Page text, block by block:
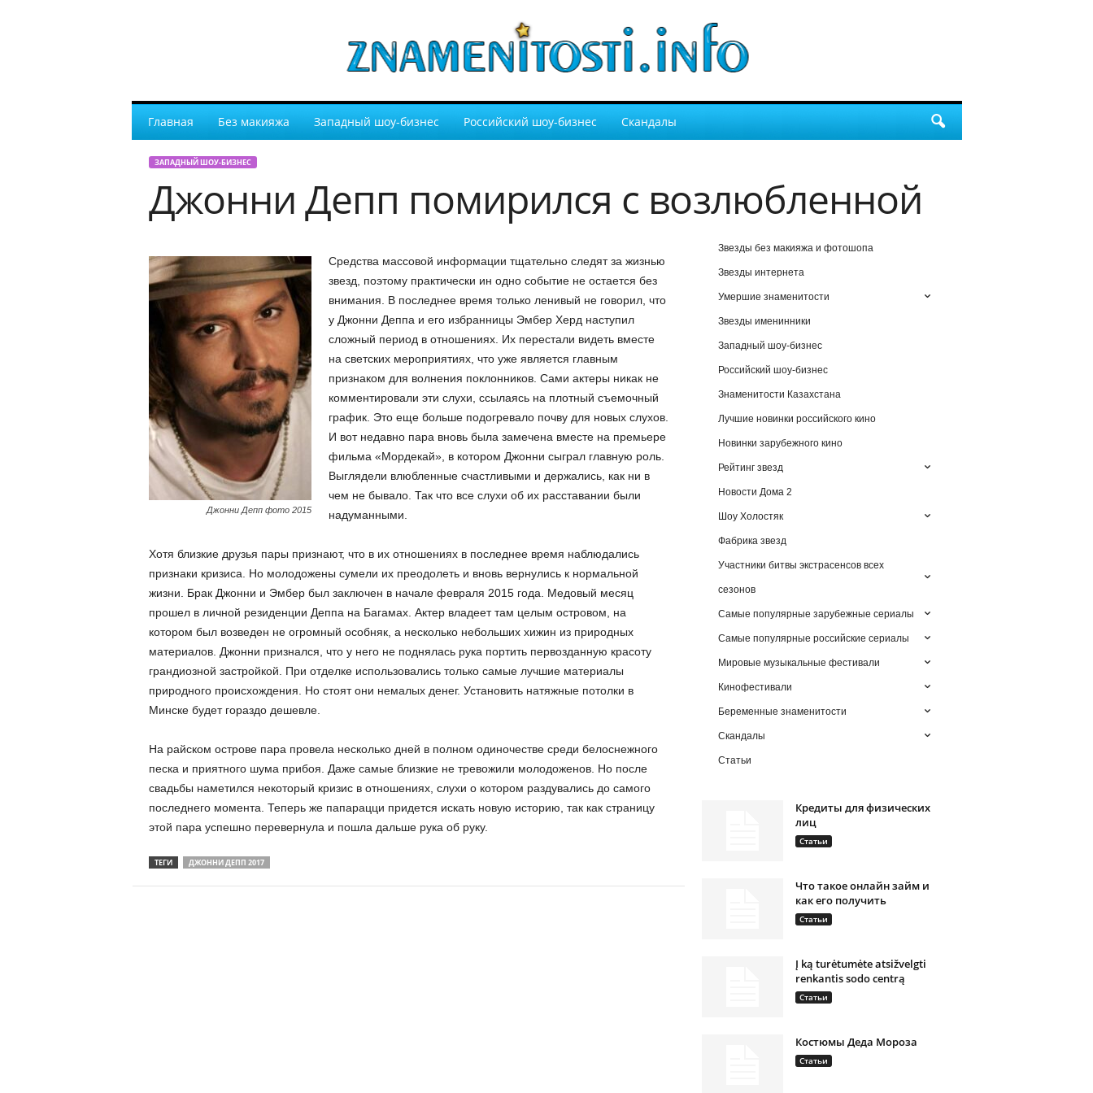
Главная Без макияжа Западный шоу-бизнес Российский шоу-бизнес Скандалы
ЗАПАДНЫЙ ШОУ-БИЗНЕС
Джонни Депп помирился с возлюбленной
Джонни Депп фото 2015
Средства массовой информации тщательно следят за жизнью
звезд, поэтому практически ин одно событие не остается без
внимания. В последнее время только ленивый не говорил, что
у Джонни Деппа и его избранницы Эмбер Херд наступил
сложный период в отношениях. Их перестали видеть вместе
на светских мероприятиях, что уже является главным
признаком для волнения поклонников. Сами актеры никак не
комментировали эти слухи, ссылаясь на плотный съемочный
график. Это еще больше подогревало почву для новых слухов.
И вот недавно пара вновь была замечена вместе на премьере
фильма «Мордекай», в котором Джонни сыграл главную роль.
Выглядели влюбленные счастливыми и держались, как ни в
чем не бывало. Так что все слухи об их расставании были
надуманными.
Хотя близкие друзья пары признают, что в их отношениях в последнее время наблюдались
признаки кризиса. Но молодожены сумели их преодолеть и вновь вернулись к нормальной
жизни. Брак Джонни и Эмбер был заключен в начале февраля 2015 года. Медовый месяц
прошел в личной резиденции Деппа на Багамах. Актер владеет там целым островом, на
котором был возведен не огромный особняк, а несколько небольших хижин из природных
материалов. Джонни признался, что у него не поднялась рука портить первозданную красоту
грандиозной застройкой. При отделке использовались только самые лучшие материалы
природного происхождения. Но стоят они немалых денег. Установить натяжные потолки в
Минске будет гораздо дешевле.
На райском острове пара провела несколько дней в полном одиночестве среди белоснежного
песка и приятного шума прибоя. Даже самые близкие не тревожили молодоженов. Но после
свадьбы наметился некоторый кризис в отношениях, слухи о котором раздувались до самого
последнего момента. Теперь же папарацци придется искать новую историю, так как страницу
этой пара успешно перевернула и пошла дальше рука об руку.
ТЕГИ ДЖОННИ ДЕПП 2017
Звезды без макияжа и фотошопа
Звезды интернета
Умершие знаменитости
Звезды именинники
Западный шоу-бизнес
Российский шоу-бизнес
Знаменитости Казахстана
Лучшие новинки российского кино
Новинки зарубежного кино
Рейтинг звезд
Новости Дома 2
Шоу Холостяк
Фабрика звезд
Участники битвы экстрасенсов всех
сезонов
Самые популярные зарубежные сериалы
Самые популярные российские сериалы
Мировые музыкальные фестивали
Кинофестивали
Беременные знаменитости
Скандалы
Статьи
Кредиты для физических
лиц
Статьи
Что такое онлайн займ и
как его получить
Статьи
Į ką turėtumėte atsižvelgti
renkantis sodo centrą
Статьи
Костюмы Деда Мороза
Статьи